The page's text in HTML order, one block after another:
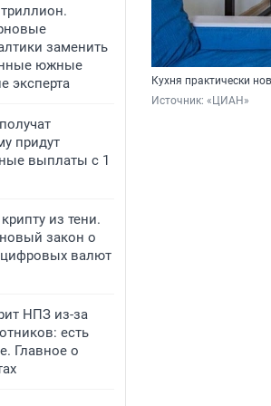
заменить
южные
эксперта
придут
выплаты с 1
из тени.
закон о
валют
НПЗ из-за
есть
Главное о
Кухня практически
Источник: «ЦИАН»